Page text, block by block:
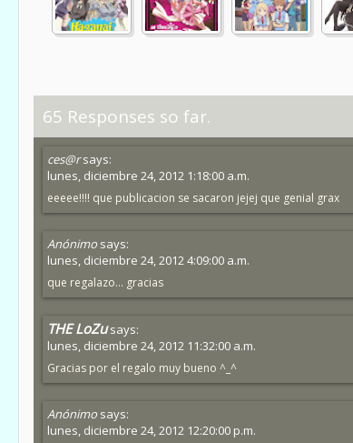
65 Responses so far.
ces@rsays:
lunes, diciembre 24, 2012 1:18:00 a.m.
eeeee!!!! que publicacion se sacaron jejej que genial grax
Anónimo says:
lunes, diciembre 24, 2012 4:09:00 a.m.
que regalazo... gracias
THE LoZu says:
lunes, diciembre 24, 2012 11:32:00 a.m.
Gracias por el regalo muy bueno ^_^
Anónimo says:
lunes, diciembre 24, 2012 12:20:00 p.m.